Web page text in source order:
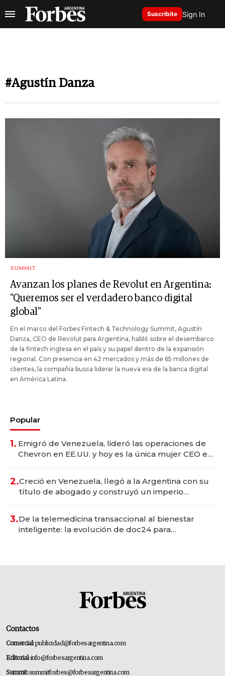
Suscribite Sign In
#Agustín Danza
SUMMIT
Avanzan los planes de Revolut en Argentina:
"Queremos ser el verdadero banco digital
global"
En el marco del Forbes Fintech & Technology Summit, Agustín
Danza, CEO de Revolut para Argentina, habló sobre el desembarco
de la fintech inglesa en el país y su papel dentro de la expansión
regional. Con presencia en 42 mercados y más de 65 millones de
clientes, la compañía busca liderar la nueva era de la banca digital
en América Latina.
Popular
1. Emigró de Venezuela, lideró las operaciones de
Chevron en EE.UU. y hoy es la única mujer CEO en
2.Creció en Venezuela, llegó a la Argentina con su
título de abogado y construyó un imperio
3.De la telemedicina transaccional al bienestar
inteligente: la evolución de doc24 para
Contactos
Comercial:publicidad@forbesargentina.com
Editorial:info@forbesargentina.com
Summit:summitforbes@forbesargentina.com